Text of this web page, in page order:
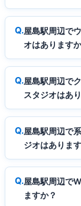
屋島駅周辺で
オはあります
屋島駅周辺で
スタジオはあ
屋島駅周辺で
ジオはありま
屋島駅周辺で
ますか？